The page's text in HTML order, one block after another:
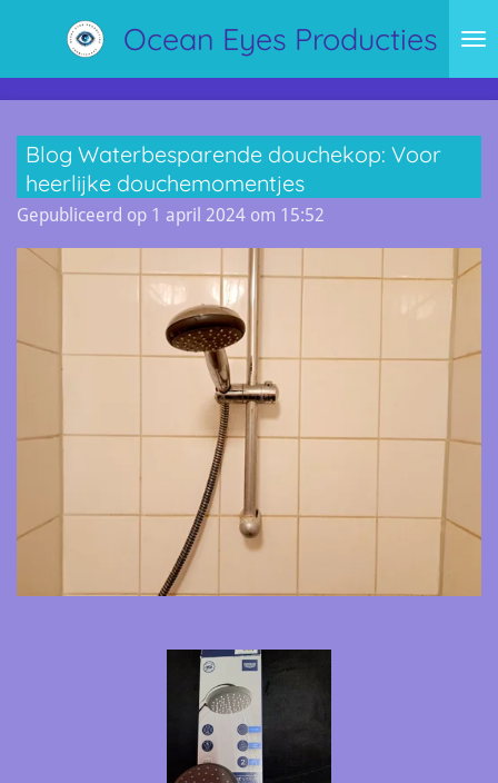
hoofdinhoud
Ocean Eyes Producties
Blog Waterbesparende douchekop: Voor
heerlijke douchemomentjes
Gepubliceerd op 1 april 2024 om 15:52